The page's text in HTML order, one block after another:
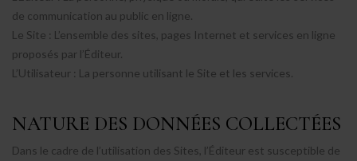
de communication au public en ligne.
Le Site : L’ensemble des sites, pages Internet et services en ligne
proposés par l’Éditeur.
L’Utilisateur : La personne utilisant le Site et les services.
NATURE DES DONNÉES COLLECTÉES
Dans le cadre de l’utilisation des Sites, l’Éditeur est susceptible de